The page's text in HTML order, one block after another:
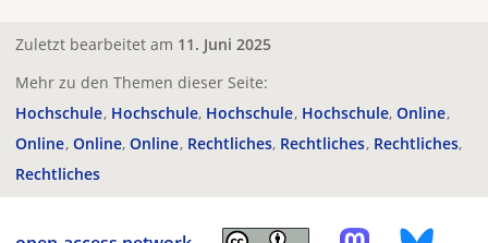
Zuletzt bearbeitet am 11. Juni 2025
Mehr zu den Themen dieser Seite:
Hochschule Hochschule Hochschule Hochschule Online
Online Online Online Rechtliches Rechtliches Rechtliches
Rechtliches